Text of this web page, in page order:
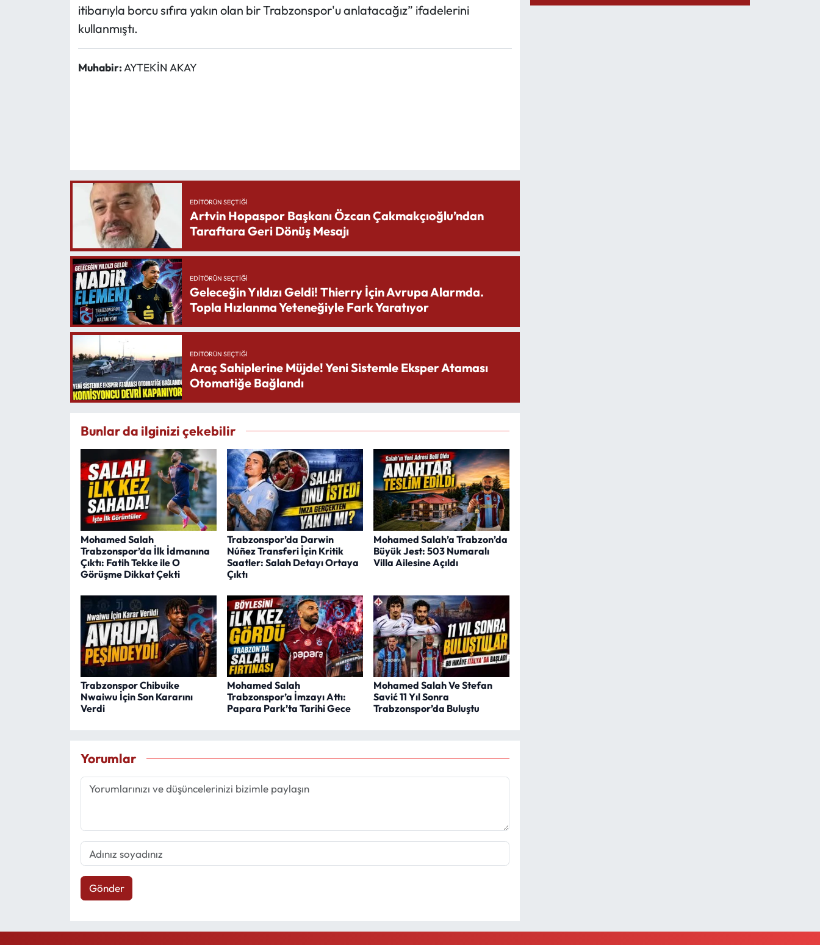
itibarıyla borcu sıfıra yakın olan bir Trabzonspor'u anlatacağız” ifadelerini
kullanmıştı.
Muhabir:AYTEKİN AKAY
EDITÖRÜN SEÇTIĞI
Artvin Hopaspor Başkanı Özcan Çakmakçıoğlu’ndan
Taraftara Geri Dönüş Mesajı
EDITÖRÜN SEÇTIĞI
Geleceğin Yıldızı Geldi! Thierry İçin Avrupa Alarmda.
Topla Hızlanma Yeteneğiyle Fark Yaratıyor
EDITÖRÜN SEÇTIĞI
Araç Sahiplerine Müjde! Yeni Sistemle Eksper Ataması
Otomatiğe Bağlandı
Bunlar da ilginizi çekebilir
Mohamed Salah
Trabzonspor’da İlk İdmanına
Çıktı: Fatih Tekke ile O
Görüşme Dikkat Çekti
Trabzonspor’da Darwin
Núñez Transferi İçin Kritik
Saatler: Salah Detayı Ortaya
Çıktı
Mohamed Salah’a Trabzon’da
Büyük Jest: 503 Numaralı
Villa Ailesine Açıldı
Trabzonspor Chibuike
Nwaiwu İçin Son Kararını
Verdi
Mohamed Salah
Trabzonspor’a İmzayı Attı:
Papara Park’ta Tarihi Gece
Mohamed Salah Ve Stefan
Savić 11 Yıl Sonra
Trabzonspor’da Buluştu
Yorumlar
Gönder